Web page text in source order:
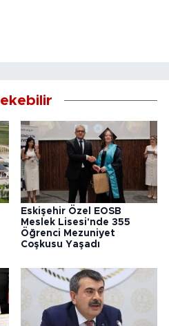
Eskişehir Özel EOSB
Meslek Lisesi'nde 355
Öğrenci Mezuniyet
Coşkusu Yaşadı